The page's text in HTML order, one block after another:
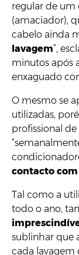
regular de
(amaciador),
cabelo ainda
lavagem”,
minutos após
enxaguado
O mesmo se
utilizadas,
profissional
contacto
Tal como a
todo o ano,
sublinhar que
cada lavagem